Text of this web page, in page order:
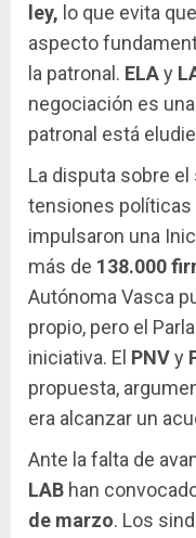
ley, lo que evita
aspecto
la patronal. ELAy
negociación es
patronal está
La disputa sobre
tensiones políticas
impulsaron una
más de 138.000
Autónoma Vasca
propio, pero el
iniciativa. El PNVy
propuesta,
era alcanzar un
Ante la falta de
LAB han
de marzo. Los